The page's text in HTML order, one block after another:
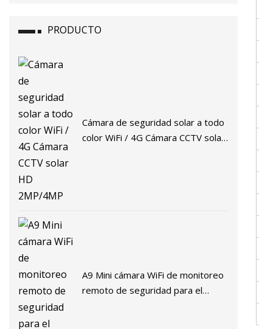
PRODUCTO
Cámara de seguridad solar a todo
color WiFi / 4G Cámara CCTV solar
A9 Mini cámara WiFi de monitoreo
remoto de seguridad para el